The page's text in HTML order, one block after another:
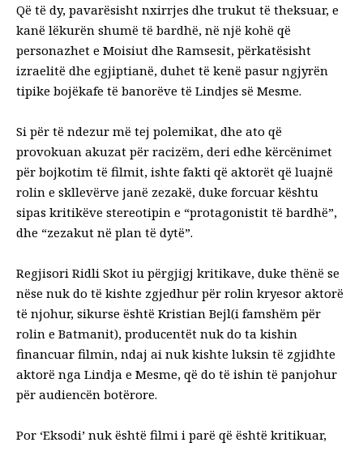
Që të dy, pavarësisht nxirrjes dhe trukut të theksuar, e
kanë lëkurën shumë të bardhë, në një kohë që
personazhet e Moisiut dhe Ramsesit, përkatësisht
izraelitë dhe egjiptianë, duhet të kenë pasur ngjyrën
tipike bojëkafe të banorëve të Lindjes së Mesme.
Si për të ndezur më tej polemikat, dhe ato që
provokuan akuzat për racizëm, deri edhe kërcënimet
për bojkotim të filmit, ishte fakti që aktorët që luajnë
rolin e skllevërve janë zezakë, duke forcuar kështu
sipas kritikëve stereotipin e “protagonistit të bardhë”,
dhe “zezakut në plan të dytë”.
Regjisori Ridli Skot iu përgjigj kritikave, duke thënë se
nëse nuk do të kishte zgjedhur për rolin kryesor aktorë
të njohur, sikurse është Kristian Bejl(i famshëm për
rolin e Batmanit), producentët nuk do ta kishin
financuar filmin, ndaj ai nuk kishte luksin të zgjidhte
aktorë nga Lindja e Mesme, që do të ishin të panjohur
për audiencën botërore.
Por ‘Eksodi’ nuk është filmi i parë që është kritikuar,